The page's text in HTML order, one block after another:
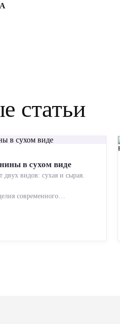
статьи
в сухом виде
двух видов: сухая и сырая.
современного